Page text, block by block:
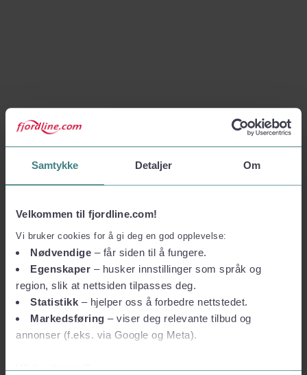
Samtykke Detaljer Om
Velkommen til fjordline.com!
Vi bruker cookies for å gi deg en god opplevelse:
Nødvendige – får siden til å fungere.
Egenskaper – husker innstillinger som språk og
region, slik at nettsiden tilpasses deg.
Statistikk – hjelper oss å forbedre nettstedet.
Markedsføring – viser deg relevante tilbud og
annonser (f.eks. via Google og Meta).
Vil du vite mer?